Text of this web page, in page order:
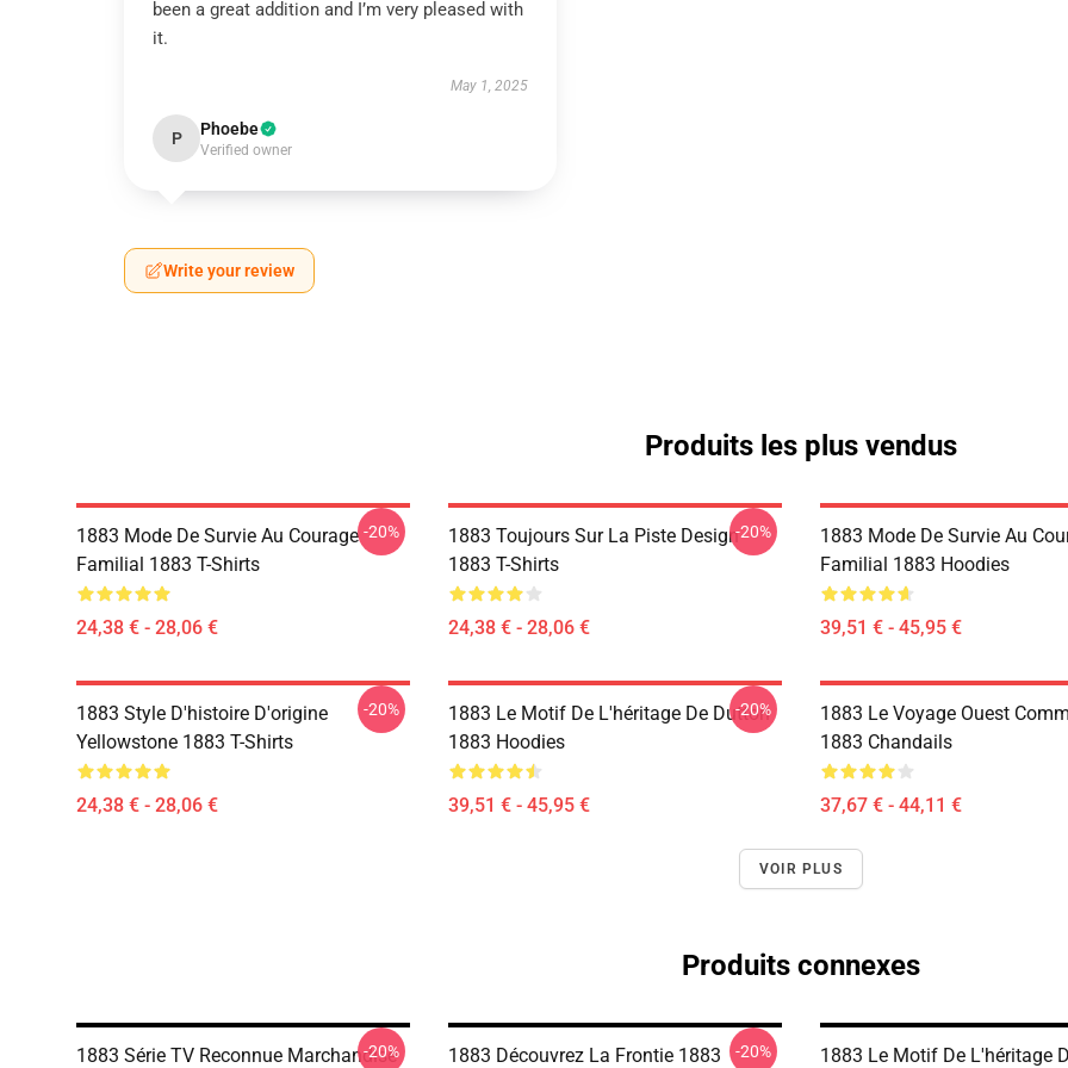
been a great addition and I’m very pleased with
it.
May 1, 2025
P Phoebe
Verified owner
Write your review
Produits les plus vendus
1883 Mode De Survie Au Courage
Familial 1883 T-Shirts
24,38 € - 28,06 €
-20%
1883 Toujours Sur La Piste Design
1883 T-Shirts
24,38 € - 28,06 €
-20%
1883 Mode De Survie Au
Familial 1883 Hoodies
39,51 € - 45,95 €
1883 Style D'histoire D'origine
Yellowstone 1883 T-Shirts
24,38 € - 28,06 €
-20%
1883 Le Motif De L'héritage De Dutton
1883 Hoodies
39,51 € - 45,95 €
-20%
1883 Le Voyage Ouest
1883 Chandails
37,67 € - 44,11 €
VOIR PLUS
Produits connexes
1883 Série TV Reconnue Marchandise
-20%
1883 Découvrez La Frontie 1883
-20%
1883 Le Motif De L'héritage